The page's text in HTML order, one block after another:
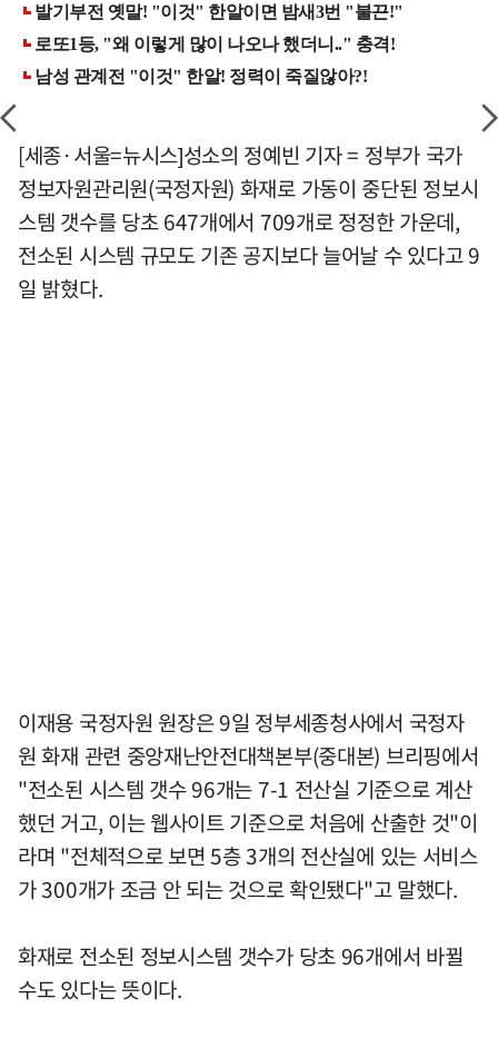
[세종·서울=뉴시스]성소의 정예빈 기자 = 정부가 국가
정보자원관리원(국정자원) 화재로 가동이 중단된 정보시
스템 갯수를 당초 647개에서 709개로 정정한 가운데,
전소된 시스템 규모도 기존 공지보다 늘어날 수 있다고 9
일 밝혔다.
이재용 국정자원 원장은 9일 정부세종청사에서 국정자
원 화재 관련 중앙재난안전대책본부(중대본) 브리핑에서
"전소된 시스템 갯수 96개는 7-1 전산실 기준으로 계산
했던 거고, 이는 웹사이트 기준으로 처음에 산출한 것"이
라며 "전체적으로 보면 5층 3개의 전산실에 있는 서비스
가 300개가 조금 안 되는 것으로 확인됐다"고 말했다.
화재로 전소된 정보시스템 갯수가 당초 96개에서 바뀔
수도 있다는 뜻이다.